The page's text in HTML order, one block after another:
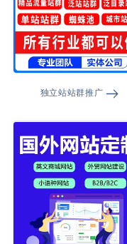
独立站站群推广